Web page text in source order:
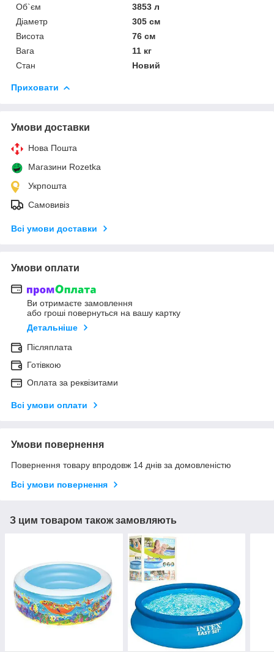
Об`єм
3853 л
Діаметр
305 см
Висота
76 см
Вага
11 кг
Стан
Новий
Приховати
Умови доставки
Нова Пошта
Магазини Rozetka
Укрпошта
Самовивіз
Всі умови доставки
Умови оплати
Ви отримаєте замовлення
або гроші повернуться на вашу картку
Детальніше
Післяплата
Готівкою
Оплата за реквізитами
Всі умови оплати
Умови повернення
Повернення товару впродовж 14 днів за домовленістю
Всі умови повернення
З цим товаром також замовляють